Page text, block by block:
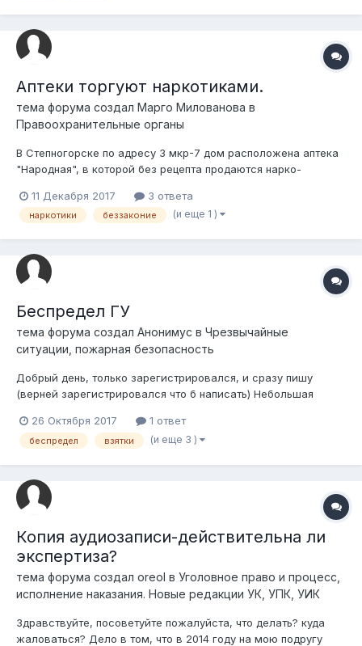
Аптеки торгуют наркотиками.
тема форума создал Марго Милованова в
Правоохранительные органы
В Степногорске по адресу 3 мкр-7 дом расположена аптека
"Народная", в которой без рецепта продаются нарко-
покупают эти лекарства, затем они в летний период тут же
не отходя от дома 3-7 готовят из них свое зелье и колются
11 Декабря 2017 3 ответа
наркотики беззаконие (и еще 1 )
Беспредел ГУ
тема форума создал Анонимус в Чрезвычайные
ситуации, пожарная безопасность
Добрый день, только зарегистрировался, и сразу пишу
(верней зарегистрировался что б написать) Небольшая
деревню по работе, хороший знакомый выйграл лот на
поставку компьютеров, меня позвал помочь установить,
26 Октября 2017 1 ответ
беспредел взятки (и еще 3 )
Копия аудиозаписи-действительна ли
экспертиза?
тема форума создал oreol в Уголовное право и процесс,
исполнение наказания. Новые редакции УК, УПК, УИК
Здравствуйте, посоветуйте пожалуйста, что делать? куда
жаловаться? Дело в том, что в 2014 году на мою подругу